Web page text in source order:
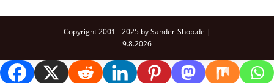
Copyright 2001 - 2025 by Sander-Shop.de |
9.8.2026